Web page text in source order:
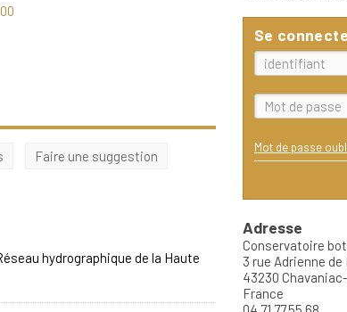
Faire une suggestion
hydrographique de la Haute
Se
Mot de passe
Adresse
Conservatoire
3 rue Adrienne de
43230
France